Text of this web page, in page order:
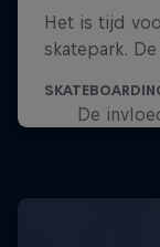
De